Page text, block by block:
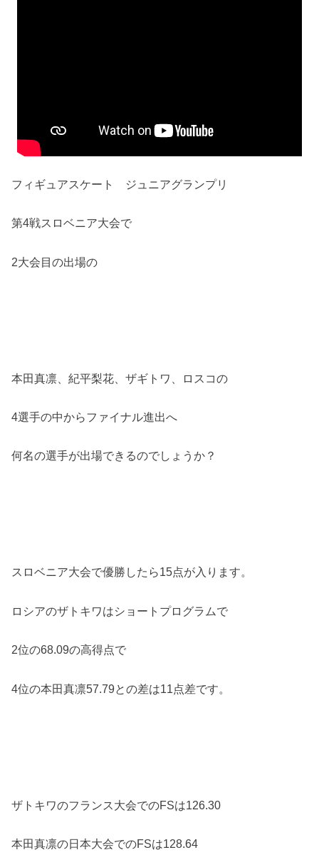
フィギュアスケート ジュニアグランプリ
第4戦スロベニア大会で
2大会目の出場の
本田真凛、紀平梨花、ザギトワ、ロスコの
4選手の中からファイナル進出へ
何名の選手が出場できるのでしょうか？
スロベニア大会で優勝したら15点が入ります。
ロシアのザトキワはショートプログラムで
2位の68.09の高得点で
4位の本田真凛57.79との差は11点差です。
ザトキワのフランス大会でのFSは126.30
本田真凛の日本大会でのFSは128.64